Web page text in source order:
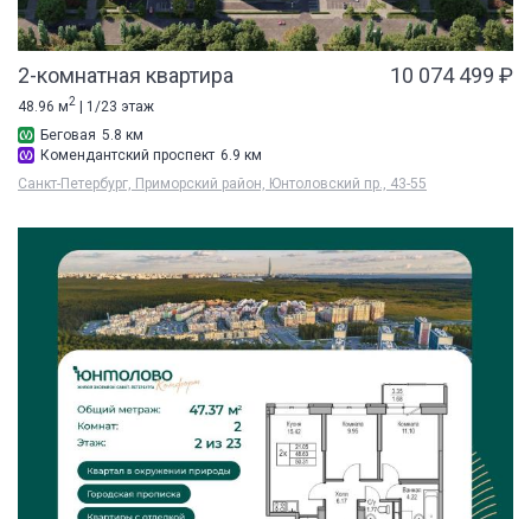
2-комнатная квартира 10 074 499 ₽
48.96 м2
| 1/23 этаж
Беговая 5.8 км
Комендантский проспект 6.9 км
Санкт-Петербург, Приморский район, Юнтоловский пр., 43-55